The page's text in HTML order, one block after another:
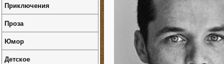
Приключения
Проза
Юмор
Детское